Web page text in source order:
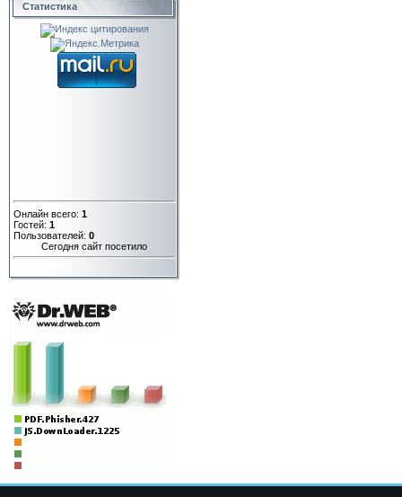
Статистика
Онлайн всего: 1
Гостей: 1
Пользователей: 0
Сегодня сайт посетило